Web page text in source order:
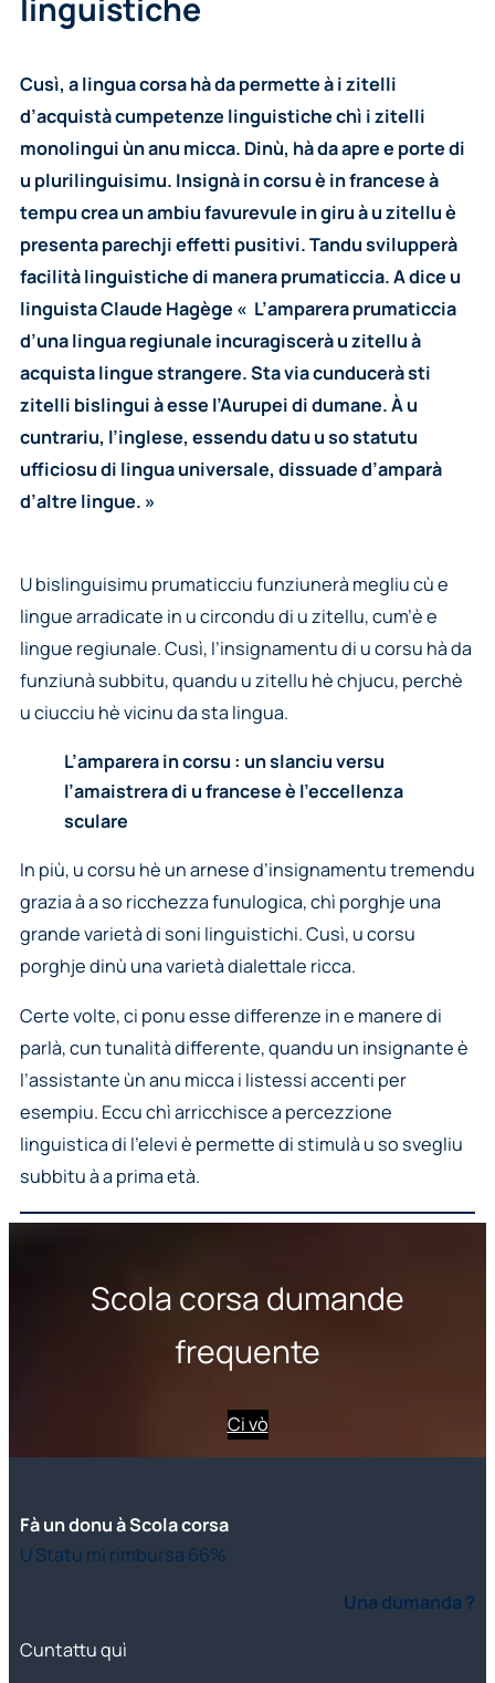
linguistiche
Cusì, a lingua corsa hà da permette à i zitelli
d’acquistà cumpetenze linguistiche chì i zitelli
monolingui ùn anu micca. Dinù, hà da apre e porte di
u plurilinguisimu. Insignà in corsu è in francese à
tempu crea un ambiu favurevule in giru à u zitellu è
presenta parechji effetti pusitivi. Tandu svilupperà
facilità linguistiche di manera prumaticcia. A dice u
linguista Claude Hagège « L’amparera prumaticcia
d’una lingua regiunale incuragiscerà u zitellu à
acquista lingue strangere. Sta via cunducerà sti
zitelli bislingui à esse l’Aurupei di dumane. À u
cuntrariu, l’inglese, essendu datu u so statutu
ufficiosu di lingua universale, dissuade d’amparà
d’altre lingue. »
U bislinguisimu prumaticciu funziunerà megliu cù e
lingue arradicate in u circondu di u zitellu, cum’è e
lingue regiunale. Cusì, l’insignamentu di u corsu hà da
funziunà subbitu, quandu u zitellu hè chjucu, perchè
u ciucciu hè vicinu da sta lingua.
L’amparera in corsu : un slanciu versu
l’amaistrera di u francese è l’eccellenza
sculare
In più, u corsu hè un arnese d’insignamentu tremendu
grazia à a so ricchezza funulogica, chì porghje una
grande varietà di soni linguistichi. Cusì, u corsu
porghje dinù una varietà dialettale ricca.
Certe volte, ci ponu esse differenze in e manere di
parlà, cun tunalità differente, quandu un insignante è
l’assistante ùn anu micca i listessi accenti per
esempiu. Eccu chì arricchisce a percezzione
linguistica di l’elevi è permette di stimulà u so svegliu
subbitu à a prima età.
Scola corsa dumande
frequente
Ci vò
Fà un donu à Scola corsa
U Statu mi rimbursa 66%
Una dumanda ?
Cuntattu quì